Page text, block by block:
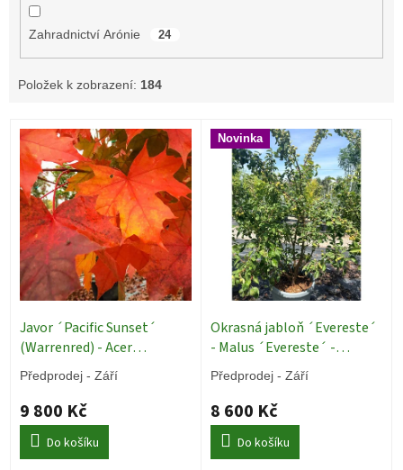
Zahradnictví Arónie 24
Položek k zobrazení: 184
Javor ´Pacific Sunset´
(Warrenred) - Acer
truncatum´Pacific Sunset´
- ok 12/14
Předprodej - Září
9 800 Kč
Do košíku
Novinka
Okrasná jabloň ´Evereste´
- Malus ´Evereste´ -
vícekmen 200/250 cm
Okrasné stromy
Předprodej - Září
8 600 Kč
Do košíku